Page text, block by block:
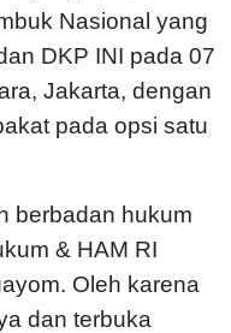
Nasional yang
DKP INI pada 07
Jakarta, dengan
pada opsi satu
berbadan hukum
& HAM RI
Oleh karena
dan terbuka